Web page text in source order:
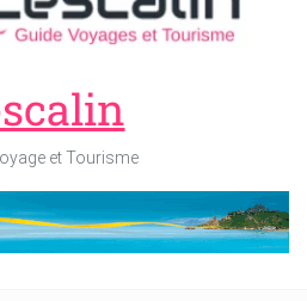
et Tourisme